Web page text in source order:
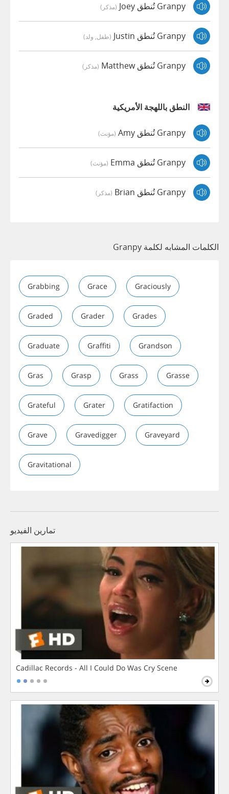
Granpy تُنطق Joey (مذكر)
Granpy تُنطق Justin (طفل, ولد)
Granpy تُنطق Matthew (مذكر)
النطق باللهجة الأمريكية
Granpy تُنطق Amy (مؤنث)
Granpy تُنطق Emma (مؤنث)
Granpy تُنطق Brian (مذكر)
الكلمات المشابه لكلمة Granpy
Grabbing Grace Graciously
Graded Grader Grades
Graduate Graffiti Grandson
Gras Grasp Grass Grasse
Grateful Grater Gratifaction
Grave Gravedigger Graveyard
Gravitational
تمارين الفيديو
Cadillac Records - All I Could Do Was Cry Scene